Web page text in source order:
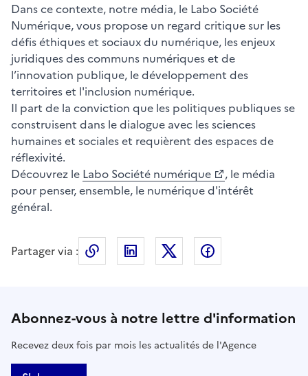
Dans ce contexte, notre média, le Labo Société
Numérique, vous propose un regard critique sur les
défis éthiques et sociaux du numérique, les enjeux
juridiques des communs numériques et de
l’innovation publique, le développement des
territoires et l'inclusion numérique.
Il part de la conviction que les politiques publiques se
construisent dans le dialogue avec les sciences
humaines et sociales et requièrent des espaces de
réflexivité.
Découvrez le Labo Société numérique
, le média
pour penser, ensemble, le numérique d'intérêt
général.
Partager via : Copier le lien de la page dans le
LinkedIn
Abonnez-vous à notre lettre d'information
Recevez deux fois par mois les actualités de l'Agence